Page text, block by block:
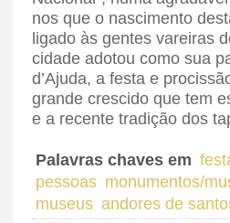
nos que o nascimento
ligado às gentes vareiras
cidade adotou como sua
d’Ajuda, a festa e
grande crescido que tem
e a recente tradição dos
Palavras chaves em
pessoas monumentos/
museus andores de